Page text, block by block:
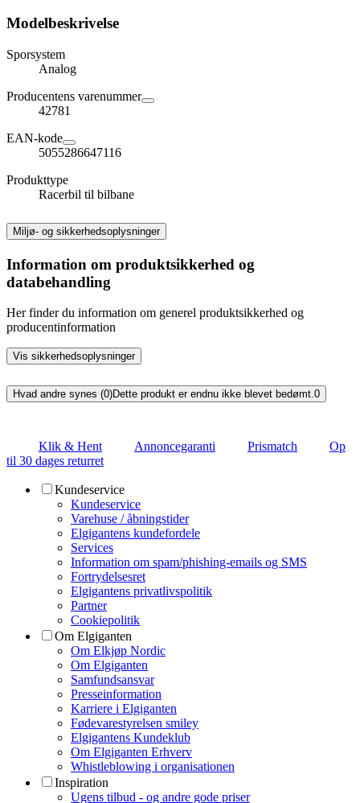
Modelbeskrivelse
Sporsystem
Analog
Producentens varenummer
42781
EAN-kode
5055286647116
Produkttype
Racerbil til bilbane
Miljø- og sikkerhedsoplysninger
Information om produktsikkerhed og
databehandling
Her finder du information om generel produktsikkerhed og
producentinformation
Vis sikkerhedsoplysninger
Hvad andre synes (0)Dette produkt er endnu ikke blevet bedømt.0
Klik & Hent Annoncegaranti Prismatch
Op
til 30 dages returret
Kundeservice
Kundeservice
Varehuse / åbningstider
Elgigantens kundefordele
Services
Information om spam/phishing-emails og SMS
Fortrydelsesret
Elgigantens privatlivspolitik
Partner
Cookiepolitik
Om Elgiganten
Om Elkjøp Nordic
Om Elgiganten
Samfundsansvar
Presseinformation
Karriere i Elgiganten
Fødevarestyrelsen smiley
Elgigantens Kundeklub
Om Elgiganten Erhverv
Whistleblowing i organisationen
Inspiration
Ugens tilbud - og andre gode priser